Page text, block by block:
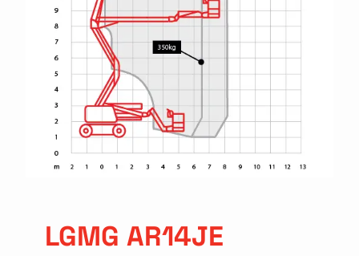
LGMG AR14JE